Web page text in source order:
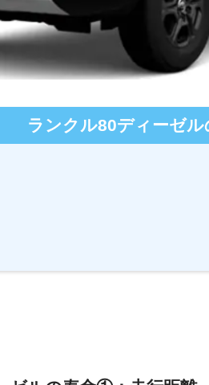
ランクル80ディーゼル